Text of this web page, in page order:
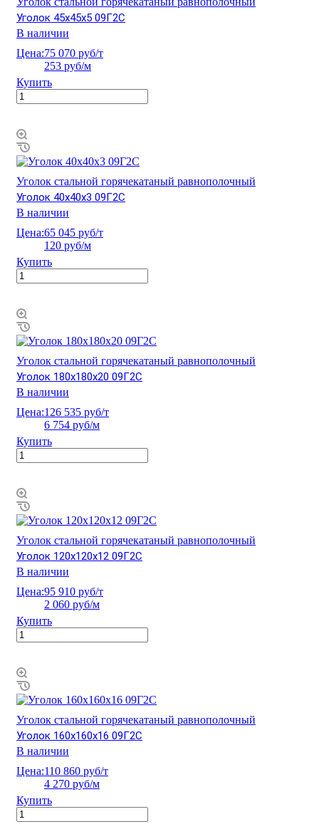
Уголок 45х45х5 09Г2С
В наличии
Цена:75 070 руб/т
253 руб/м
Купить
Уголок стальной горячекатаный равнополочный
Уголок 40х40х3 09Г2С
В наличии
Цена:65 045 руб/т
120 руб/м
Купить
Уголок стальной горячекатаный равнополочный
Уголок 180х180х20 09Г2С
В наличии
Цена:126 535 руб/т
6 754 руб/м
Купить
Уголок стальной горячекатаный равнополочный
Уголок 120х120х12 09Г2С
В наличии
Цена:95 910 руб/т
2 060 руб/м
Купить
Уголок стальной горячекатаный равнополочный
Уголок 160х160х16 09Г2С
В наличии
Цена:110 860 руб/т
4 270 руб/м
Купить